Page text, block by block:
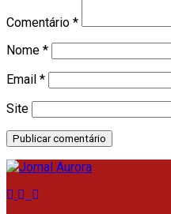
Comentário *
Nome *
Email *
Site